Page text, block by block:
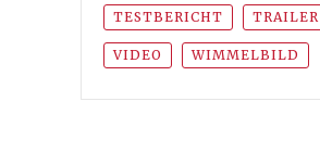
TESTBERICHT TRAILER
VIDEO WIMMELBILD